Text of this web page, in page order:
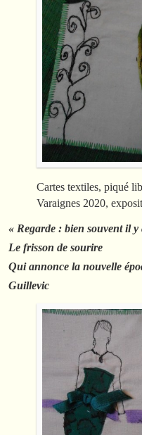
Cartes textiles, piqué
Varaignes 2020,
« Regarde : bien souvent il y
Le frisson de sourire
Qui annonce la nouvelle
Guillevic